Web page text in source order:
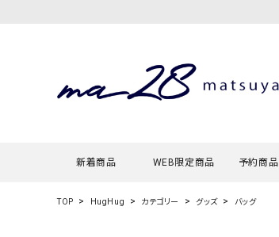
新着商品 WEB限定商品 予約商品
TOP HugHug カテゴリー グッズ バッグ